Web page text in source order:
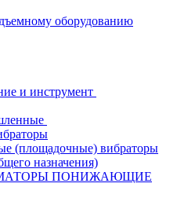
оборудованию
и инструмент
(площадочные) вибраторы
назначения)
ПОНИЖАЮЩИЕ